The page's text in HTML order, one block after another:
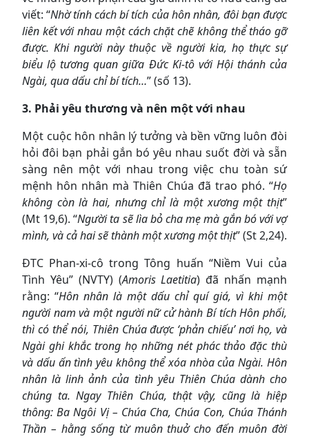
viết: “Nhờ tính cách bí tích của hôn nhân, đôi bạn được
liên kết với nhau một cách chặt chẽ không thể tháo gỡ
được. Khi người này thuộc về người kia, họ thực sự
biểu lộ tương quan giữa Đức Ki-tô với Hội thánh của
Ngài, qua dấu chỉ bí tích…” (số 13).
3. Phải yêu thương và nên một với nhau
Một cuộc hôn nhân lý tưởng và bền vững luôn đòi
hỏi đôi bạn phải gắn bó yêu nhau suốt đời và sẵn
sàng nên một với nhau trong việc chu toàn sứ
mệnh hôn nhân mà Thiên Chúa đã trao phó. “Họ
không còn là hai, nhưng chỉ là một xương một thịt”
(Mt 19,6). “Người ta sẽ lìa bỏ cha mẹ mà gắn bó với vợ
mình, và cả hai sẽ thành một xương một thịt” (St 2,24).
ĐTC Phan-xi-cô trong Tông huấn “Niềm Vui của
Tình Yêu” (NVTY) (Amoris Laetitia) đã nhấn mạnh
rằng: “Hôn nhân là một dấu chỉ quí giá, vì khi một
người nam và một người nữ cử hành Bí tích Hôn phối,
thì có thể nói, Thiên Chúa được ‘phản chiếu’ nơi họ, và
Ngài ghi khắc trong họ những nét phác thảo đặc thù
và dấu ấn tình yêu không thể xóa nhòa của Ngài. Hôn
nhân là linh ảnh của tình yêu Thiên Chúa dành cho
chúng ta. Ngay Thiên Chúa, thật vậy, cũng là hiệp
thông: Ba Ngôi Vị – Chúa Cha, Chúa Con, Chúa Thánh
Thần – hằng sống từ muôn thuở cho đến muôn đời